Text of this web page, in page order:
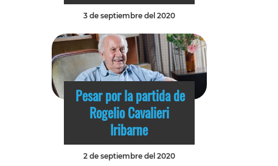
3 de septiembre del 2020
Pesar por la partida de
Rogelio Cavalieri
Iribarne
2 de septiembre del 2020